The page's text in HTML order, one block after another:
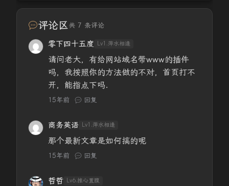
评论区共 7 条评论
零下四十五度 Lv1.萍水相逢
请问老大，有给网站域名带www的插件
吗，我按照你的方法做的不对，首页打不
开，能指点下吗.
15年前 回复
商务英语 Lv1.萍水相逢
那个最新文章是如何搞的呢
15年前 回复
哲哲 Lv6.推心置腹